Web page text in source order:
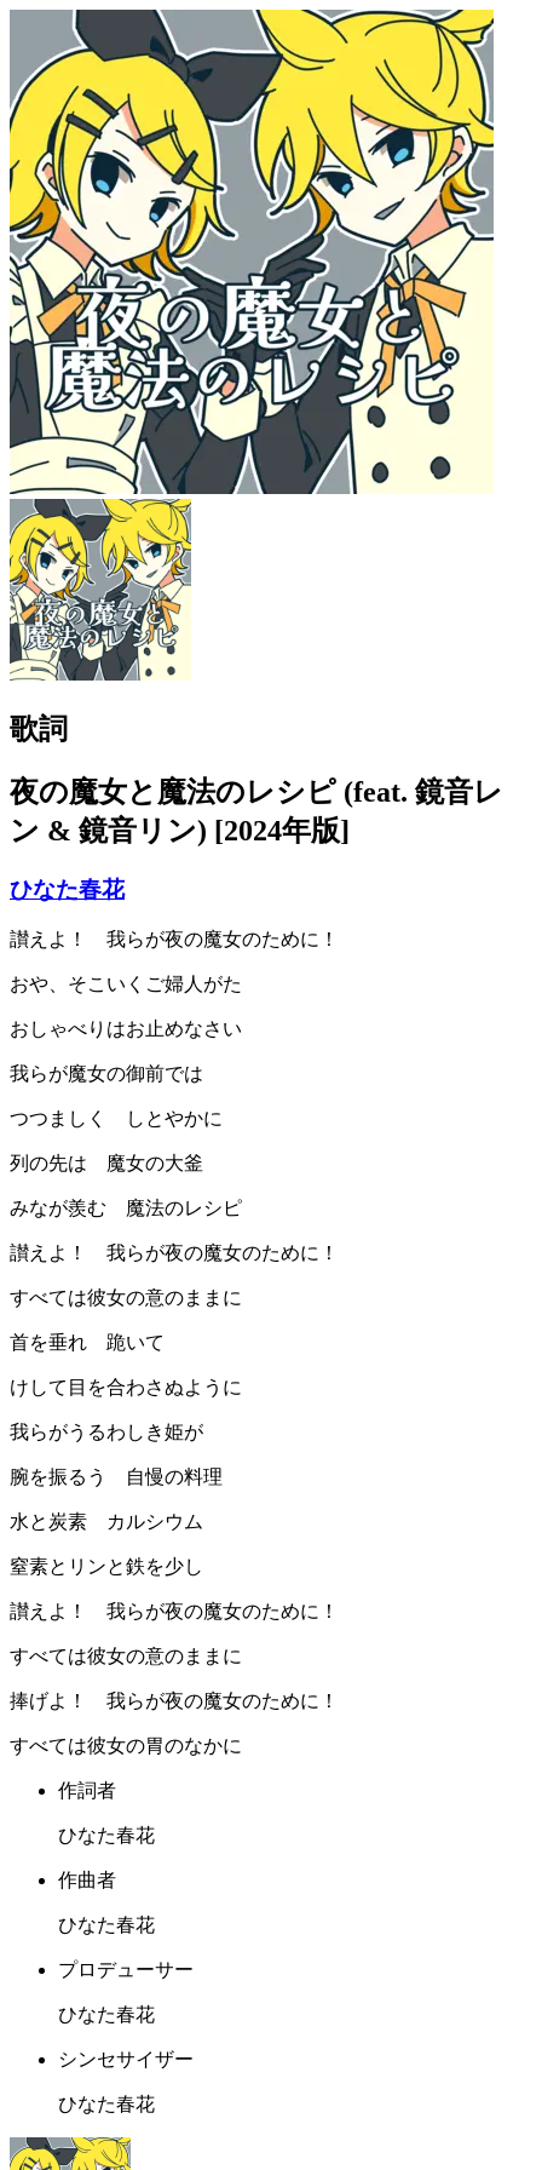
歌詞
夜の魔女と魔法のレシピ (feat. 鏡音レ
ン & 鏡音リン) [2024年版]
ひなた春花
讃えよ！ 我らが夜の魔女のために！
おや、そこいくご婦人がた
おしゃべりはお止めなさい
我らが魔女の御前では
つつましく しとやかに
列の先は 魔女の大釜
みなが羨む 魔法のレシピ
讃えよ！ 我らが夜の魔女のために！
すべては彼女の意のままに
首を垂れ 跪いて
けして目を合わさぬように
我らがうるわしき姫が
腕を振るう 自慢の料理
水と炭素 カルシウム
窒素とリンと鉄を少し
讃えよ！ 我らが夜の魔女のために！
すべては彼女の意のままに
捧げよ！ 我らが夜の魔女のために！
すべては彼女の胃のなかに
作詞者
ひなた春花
作曲者
ひなた春花
プロデューサー
ひなた春花
シンセサイザー
ひなた春花